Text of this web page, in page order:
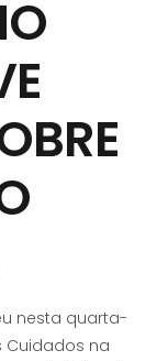
nesta quarta-
Cuidados na